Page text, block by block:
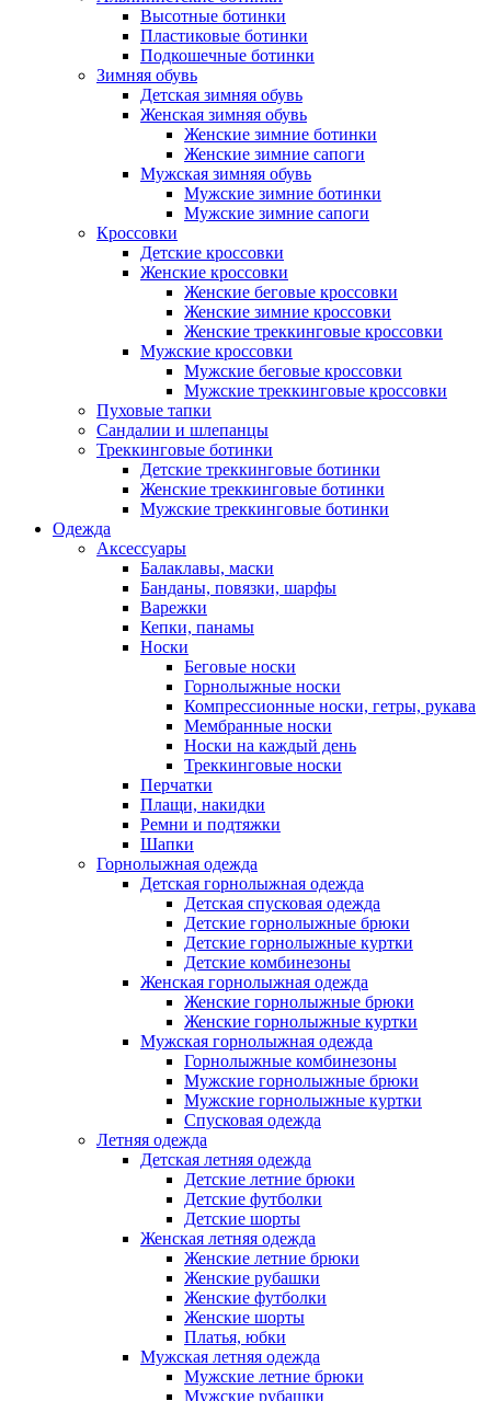
Высотные ботинки
Пластиковые ботинки
Подкошечные ботинки
Зимняя обувь
Детская зимняя обувь
Женская зимняя обувь
Женские зимние ботинки
Женские зимние сапоги
Мужская зимняя обувь
Мужские зимние ботинки
Мужские зимние сапоги
Кроссовки
Детские кроссовки
Женские кроссовки
Женские беговые кроссовки
Женские зимние кроссовки
Женские треккинговые кроссовки
Мужские кроссовки
Мужские беговые кроссовки
Мужские треккинговые кроссовки
Пуховые тапки
Сандалии и шлепанцы
Треккинговые ботинки
Детские треккинговые ботинки
Женские треккинговые ботинки
Мужские треккинговые ботинки
Одежда
Аксессуары
Балаклавы, маски
Банданы, повязки, шарфы
Варежки
Кепки, панамы
Носки
Беговые носки
Горнолыжные носки
Компрессионные носки, гетры, рукава
Мембранные носки
Носки на каждый день
Треккинговые носки
Перчатки
Плащи, накидки
Ремни и подтяжки
Шапки
Горнолыжная одежда
Детская горнолыжная одежда
Детская спусковая одежда
Детские горнолыжные брюки
Детские горнолыжные куртки
Детские комбинезоны
Женская горнолыжная одежда
Женские горнолыжные брюки
Женские горнолыжные куртки
Мужская горнолыжная одежда
Горнолыжные комбинезоны
Мужские горнолыжные брюки
Мужские горнолыжные куртки
Спусковая одежда
Летняя одежда
Детская летняя одежда
Детские летние брюки
Детские футболки
Детские шорты
Женская летняя одежда
Женские летние брюки
Женские рубашки
Женские футболки
Женские шорты
Платья, юбки
Мужская летняя одежда
Мужские летние брюки
Мужские рубашки